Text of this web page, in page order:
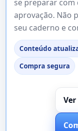
se preparar com
aprovação. Não
seu caderno e
Conteúdo
Compra segura